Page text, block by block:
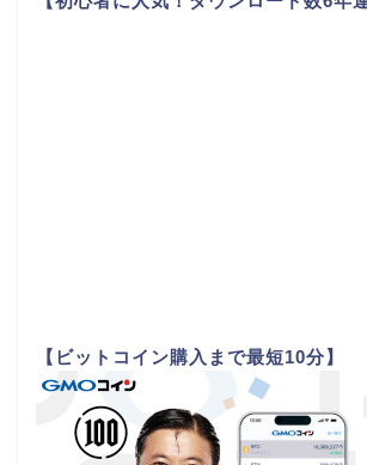
【ビットコイン購入まで最短10分】